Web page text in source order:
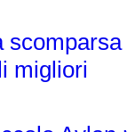
migliori